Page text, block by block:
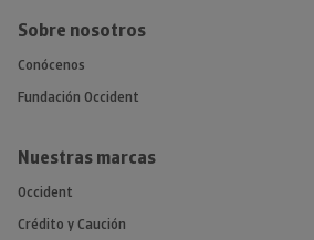
Sobre nosotros
Conócenos
Fundación Occident
Nuestras marcas
Occident
Crédito y Caución